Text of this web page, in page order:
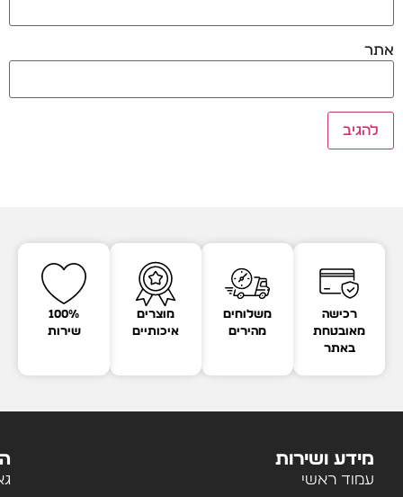
אתר
רכישה
מאובטחת
באתר
משלוחים
מהירים
מוצרים
איכותיים
100%
שירות
מידע ושירות
עמוד ראשי